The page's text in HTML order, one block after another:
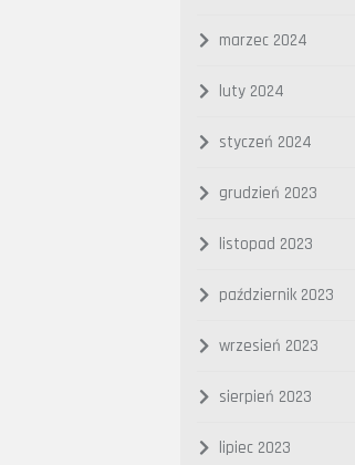
marzec 2024
luty 2024
styczeń 2024
grudzień 2023
listopad 2023
październik 2023
wrzesień 2023
sierpień 2023
lipiec 2023